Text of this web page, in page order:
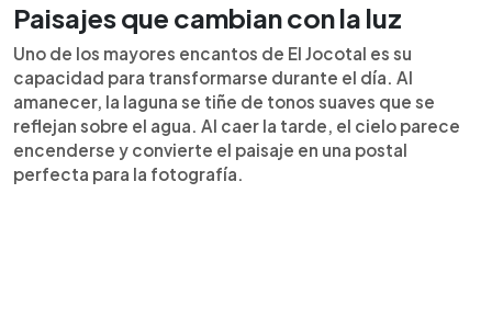
Paisajes que cambian con la luz
Uno de los mayores encantos de El Jocotal es su
capacidad para transformarse durante el día. Al
amanecer, la laguna se tiñe de tonos suaves que se
reflejan sobre el agua. Al caer la tarde, el cielo parece
encenderse y convierte el paisaje en una postal
perfecta para la fotografía.